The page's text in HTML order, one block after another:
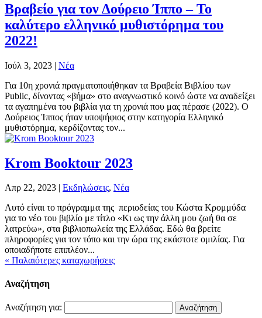
Βραβείο για τον Δούρειο Ίππο – Το
καλύτερο ελληνικό μυθιστόρημα του
2022!
Ιούλ 3, 2023 | Νέα
Για 10η χρονιά πραγματοποιήθηκαν τα Βραβεία Βιβλίου των
Public, δίνοντας «βήμα» στο αναγνωστικό κοινό ώστε να αναδείξει
τα αγαπημένα του βιβλία για τη χρονιά που μας πέρασε (2022). Ο
Δούρειος Ίππος ήταν υποψήφιος στην κατηγορία Ελληνικό
μυθιστόρημα, κερδίζοντας τον...
Krom Booktour 2023
Απρ 22, 2023 Εκδηλώσεις, Νέα
Αυτό είναι το πρόγραμμα της περιοδείας του Κώστα Κρομμύδα
για το νέο του βιβλίο με τίτλο «Κι ως την άλλη μου ζωή θα σε
λατρεύω», στα βιβλιοπωλεία της Ελλάδας. Εδώ θα βρείτε
πληροφορίες για τον τόπο και την ώρα της εκάστοτε ομιλίας. Για
οποιαδήποτε επιπλέον...
« Παλαιότερες καταχωρήσεις
Αναζήτηση
Αναζήτηση για: